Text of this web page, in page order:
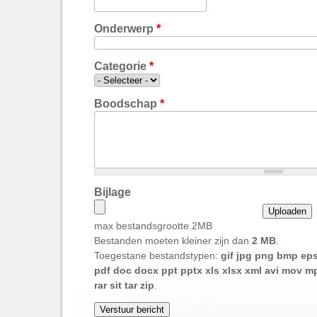
Onderwerp *
Categorie *
Boodschap *
Bijlage
max bestandsgrootte 2MB
Bestanden moeten kleiner zijn dan 2 MB
Toegestane bestandstypen: gif jpg png bmp
pdf doc docx ppt pptx xls xlsx xml avi mov
rar sit tar zip